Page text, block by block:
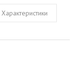
Характеристики